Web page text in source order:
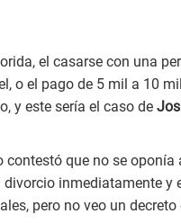
el casarse con una
o el pago de 5 mil a 10
y este sería el caso de
contestó que no se
inmediatamente y
pero no veo un decreto